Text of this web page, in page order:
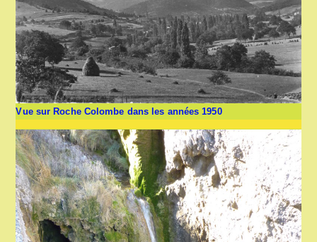
Vue sur Roche Colombe dans les années 1950